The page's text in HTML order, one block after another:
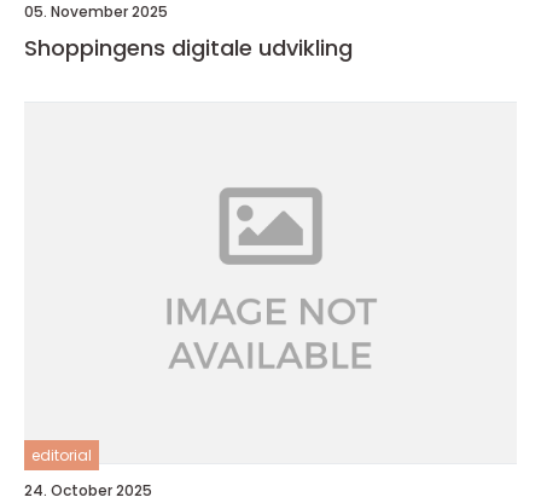
05. November 2025
Shoppingens digitale udvikling
editorial
24. October 2025